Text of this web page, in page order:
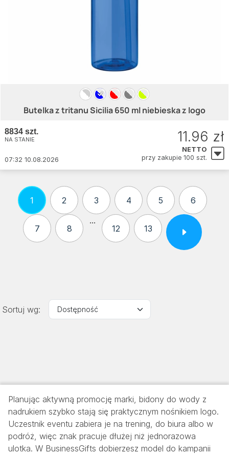
Planując aktywną promocję marki, bidony do wody z
nadrukiem szybko stają się praktycznym nośnikiem logo.
Uczestnik eventu zabiera je na trening, do biura albo w
podróż, więc znak pracuje dłużej niż jednorazowa
ulotka. W BusinessGifts dobierzesz model do kampanii
Butelka z tritanu Sicilia 650 ml niebieska z logo
8834 szt.
NA STANIE
07:32 10.08.2026
11.96 zł
NETTO
przy zakupie 100 szt.
1 2 3 4 5 6
7 8
...
12 13
Sortuj wg: